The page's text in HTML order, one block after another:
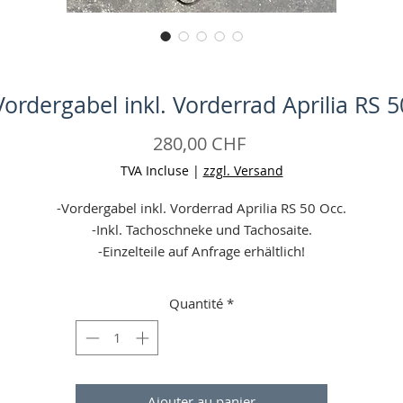
inkl. Vorderrad Aprilia RS
280,00 CHFPrix
TVA Incluse| zzgl. Versand
-Vordergabel inkl. Vorderrad Aprilia RS 50 Occ.
-Inkl. Tachoschneke und Tachosaite.
-Einzelteile auf Anfrage erhältlich!
Limit!)
-Reifengrösse: 17 Zoll
Garantie (wenn defekt bei erhalt (24 h Frist,
gelten nicht!) = Geld zurück)
-Angaben ohne Gewähr
Quantité *